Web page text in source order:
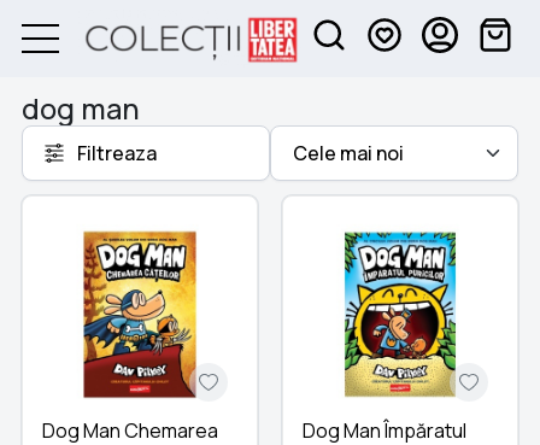
dog man
Filtreaza
Dog Man Chemarea
Dog Man Împăratul